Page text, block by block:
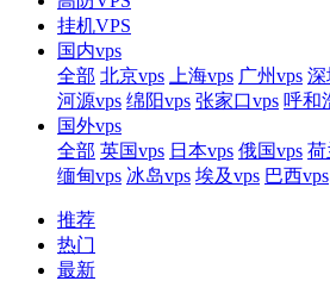
挂机VPS
国内vps
全部 北京vps 上海vps 广州vps 深
河源vps 绵阳vps 张家口vps 呼和
国外vps
全部 英国vps 日本vps 俄国vps 荷
缅甸vps 冰岛vps 埃及vps 巴西vps
推荐
热门
最新